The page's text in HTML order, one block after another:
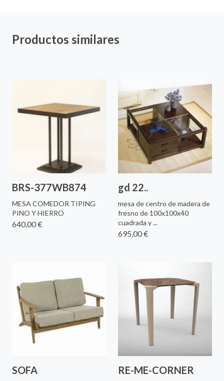
Productos similares
BRS-377WB874
MESA COMEDOR TIPING
PINO Y HIERRO
640,00 €
gd 22..
mesa de centro de madera de
fresno de 100x100x40
cuadrada y ...
695,00 €
SOFA RE-ME-CORNER